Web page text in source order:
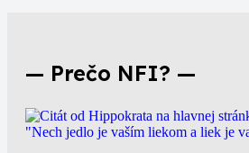
— Prečo NFI? —